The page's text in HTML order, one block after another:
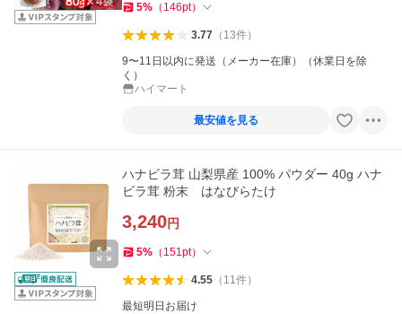
5% （ 146pt）
3.77（ 13件）
9〜11日以内に発送（メーカー在庫）（休業日を除
く）
ハイマート
最安値を見る
ハナビラ茸 山梨県産 100% パウダー 40g ハナ
ビラ茸 粉末 はなびらたけ
3,240円
5% （ 151pt）
4.55（ 11件）
最短明日お届け